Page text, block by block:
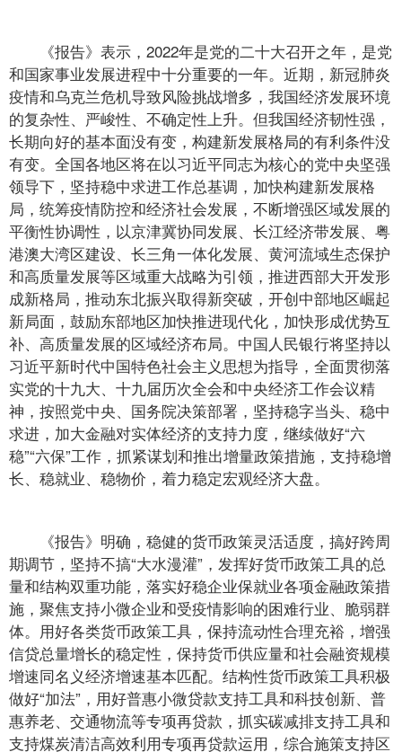
《报告》表示，2022年是党的二十大召开之年，是党
和国家事业发展进程中十分重要的一年。近期，新冠肺炎
疫情和乌克兰危机导致风险挑战增多，我国经济发展环境
的复杂性、严峻性、不确定性上升。但我国经济韧性强，
长期向好的基本面没有变，构建新发展格局的有利条件没
有变。全国各地区将在以习近平同志为核心的党中央坚强
领导下，坚持稳中求进工作总基调，加快构建新发展格
局，统筹疫情防控和经济社会发展，不断增强区域发展的
平衡性协调性，以京津冀协同发展、长江经济带发展、粤
港澳大湾区建设、长三角一体化发展、黄河流域生态保护
和高质量发展等区域重大战略为引领，推进西部大开发形
成新格局，推动东北振兴取得新突破，开创中部地区崛起
新局面，鼓励东部地区加快推进现代化，加快形成优势互
补、高质量发展的区域经济布局。中国人民银行将坚持以
习近平新时代中国特色社会主义思想为指导，全面贯彻落
实党的十九大、十九届历次全会和中央经济工作会议精
神，按照党中央、国务院决策部署，坚持稳字当头、稳中
求进，加大金融对实体经济的支持力度，继续做好“六
稳”“六保”工作，抓紧谋划和推出增量政策措施，支持稳增
长、稳就业、稳物价，着力稳定宏观经济大盘。
《报告》明确，稳健的货币政策灵活适度，搞好跨周
期调节，坚持不搞“大水漫灌”，发挥好货币政策工具的总
量和结构双重功能，落实好稳企业保就业各项金融政策措
施，聚焦支持小微企业和受疫情影响的困难行业、脆弱群
体。用好各类货币政策工具，保持流动性合理充裕，增强
信贷总量增长的稳定性，保持货币供应量和社会融资规模
增速同名义经济增速基本匹配。结构性货币政策工具积极
做好“加法”，用好普惠小微贷款支持工具和科技创新、普
惠养老、交通物流等专项再贷款，抓实碳减排支持工具和
支持煤炭清洁高效利用专项再贷款运用，综合施策支持区